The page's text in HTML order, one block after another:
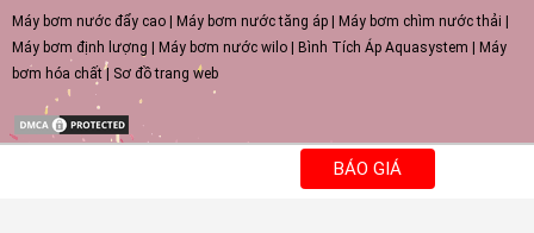
BÁO GIÁ
Máy bơm nước đẩy cao Máy bơm nước tăng áp Máy bơm chìm nước thải
Máy bơm định lượng
Máy bơm nước wilo Bình Tích Áp Aquasystem
Máy
bơm hóa chất| Sơ đồ trang web